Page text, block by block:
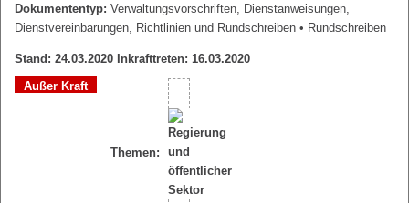
Dokumententyp: Verwaltungsvorschriften, Dienstanweisungen,
Dienstvereinbarungen, Richtlinien und Rundschreiben • Rundschreiben
Stand: 24.03.2020 Inkrafttreten: 16.03.2020
Außer Kraft
Themen: